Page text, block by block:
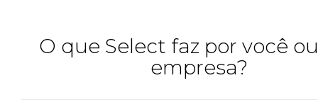
O que Select faz por você
empresa?